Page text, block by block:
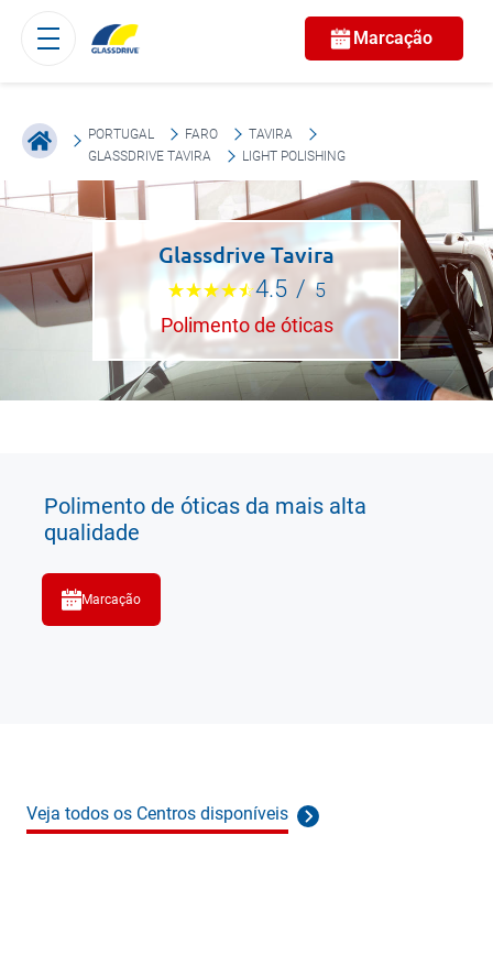
Marcação
PORTUGAL FARO
TAVIRA
GLASSDRIVE TAVIRA
LIGHT POLISHING
Glassdrive Tavira
4.5 / 5
Polimento de óticas
Polimento de óticas da mais alta
qualidade
Marcação
Veja todos os Centros disponíveis